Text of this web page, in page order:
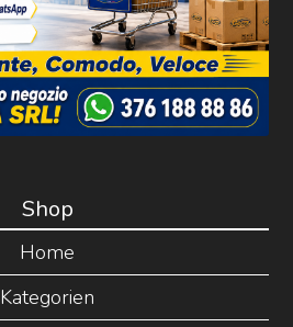
Shop
Home
Kategorien